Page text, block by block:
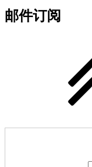
邮件订阅